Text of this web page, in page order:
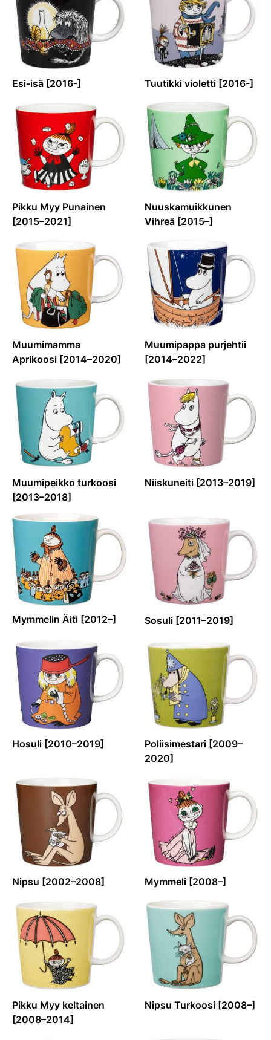
Esi-isä [2016-] Tuutikki violetti [2016-]
Pikku Myy Punainen
[2015–2021]
Nuuskamuikkunen
Vihreä [2015–]
Muumimamma
Aprikoosi [2014–2020]
Muumipappa purjehtii
[2014–2022]
Muumipeikko turkoosi
[2013–2018]
Niiskuneiti [2013–2019]
Mymmelin Äiti [2012–] Sosuli [2011–2019]
Hosuli [2010–2019]
Poliisimestari [2009–
2020]
Nipsu [2002–2008] Mymmeli [2008–]
Pikku Myy keltainen
[2008–2014]
Nipsu Turkoosi [2008–]